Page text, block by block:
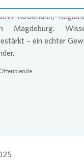
Rockmann,
Magdeburg.
– ein echter